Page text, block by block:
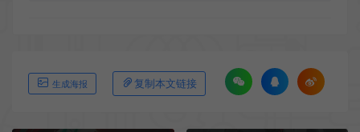
生成海报 复制本文链接